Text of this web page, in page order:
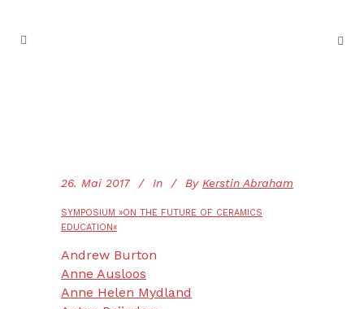
26. Mai 2017 In By Kerstin Abraham
SYMPOSIUM »ON THE FUTURE OF CERAMICS
EDUCATION«
Andrew Burton
Anne Ausloos
Anne Helen Mydland